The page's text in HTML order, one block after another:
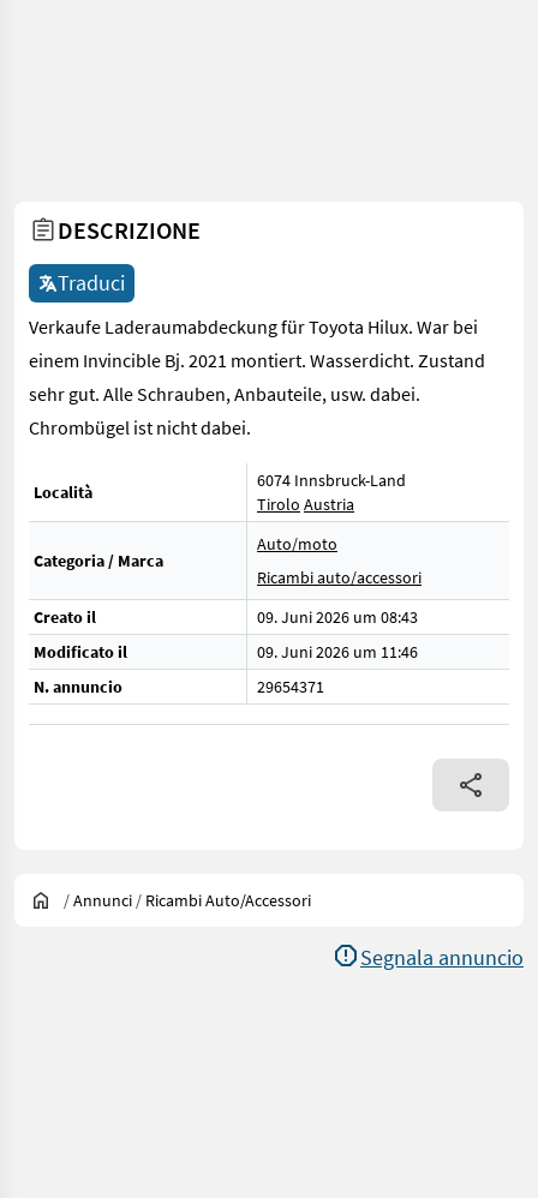
DESCRIZIONE
Traduci
Verkaufe Laderaumabdeckung für Toyota Hilux. War bei
einem Invincible Bj. 2021 montiert. Wasserdicht. Zustand
sehr gut. Alle Schrauben, Anbauteile, usw. dabei.
Chrombügel ist nicht dabei.
Località
6074 Innsbruck-Land
Tirolo Austria
Categoria / Marca
Auto/moto
Ricambi auto/accessori
Creato il
09. Juni 2026 um 08:43
Modificato il
09. Juni 2026 um 11:46
N. annuncio
29654371
/Annunci / Ricambi Auto/accessori
Segnala annuncio